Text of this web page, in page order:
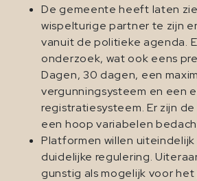
De gemeente heeft laten
wispelturige partner te zijn
vanuit de politieke agenda.
onderzoek, wat ook eens
Dagen, 30 dagen, een
vergunningsysteem en een
registratiesysteem. Er zijn
een hoop variabelen
Platformen willen
duidelijke regulering.
gunstig als mogelijk voor